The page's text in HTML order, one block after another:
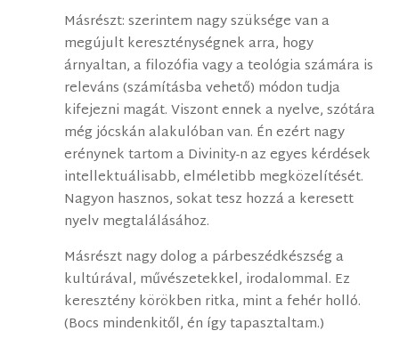
Másrészt: szerintem nagy szüksége van a
megújult kereszténységnek arra, hogy
árnyaltan, a filozófia vagy a teológia számára is
releváns (számításba vehető) módon tudja
kifejezni magát. Viszont ennek a nyelve, szótára
még jócskán alakulóban van. Én ezért nagy
erénynek tartom a Divinity-n az egyes kérdések
intellektuálisabb, elméletibb megközelítését.
Nagyon hasznos, sokat tesz hozzá a keresett
nyelv megtalálásához.
Másrészt nagy dolog a párbeszédkészség a
kultúrával, művészetekkel, irodalommal. Ez
keresztény körökben ritka, mint a fehér holló.
(Bocs mindenkitől, én így tapasztaltam.)